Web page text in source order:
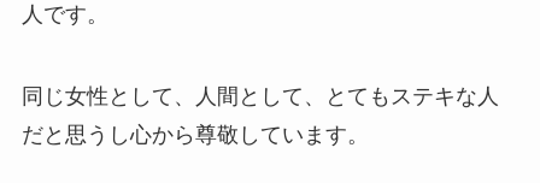
人です。
同じ女性として、人間として、とてもステキな人
だと思うし心から尊敬しています。